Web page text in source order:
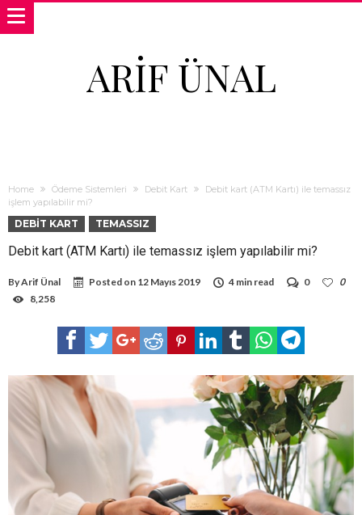
ARIF ÜNAL
Home Ödeme Sistemleri Debit Kart
Debit kart (ATM Kartı) ile temassız
işlem yapılabilir mi?
DEBIT KART TEMASSIZ
Debit kart (ATM Kartı) ile temassız işlem yapılabilir mi?
ByArif Ünal Posted on 12 Mayıs 2019 4 min read 0
0
8,258